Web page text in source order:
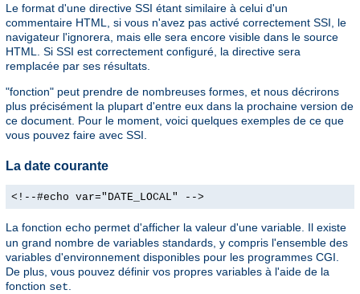
Le format d'une directive SSI étant similaire à celui d'un
commentaire HTML, si vous n'avez pas activé correctement SSI, le
navigateur l'ignorera, mais elle sera encore visible dans le source
HTML. Si SSI est correctement configuré, la directive sera
remplacée par ses résultats.
"fonction" peut prendre de nombreuses formes, et nous décrirons
plus précisément la plupart d'entre eux dans la prochaine version de
ce document. Pour le moment, voici quelques exemples de ce que
vous pouvez faire avec SSI.
La date courante
<!--#echo var="DATE_LOCAL" -->
La fonction echo permet d'afficher la valeur d'une variable. Il existe
un grand nombre de variables standards, y compris l'ensemble des
variables d'environnement disponibles pour les programmes CGI.
De plus, vous pouvez définir vos propres variables à l'aide de la
fonction set